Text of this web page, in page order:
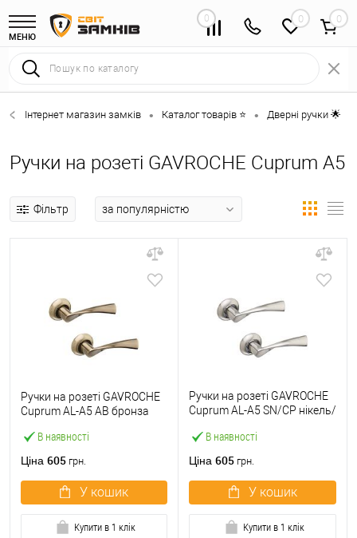
МЕНЮ
0 0
Інтернет магазин замків • Каталог товарів ⭐ • Дверні ручки 🌟
Ручки на розеті GAVROCHE Cuprum A5
Фільтр
В наявності
Ручки на розеті GAVROCHE
Cuprum AL-A5 AB бронза
Ціна 605 грн.
У кошик
Купити в 1 клік
В наявності
Ручки на розеті GAVROCHE
Cuprum AL-A5 SN/CP нікель/
Ціна 605 грн.
У кошик
Купити в 1 клік